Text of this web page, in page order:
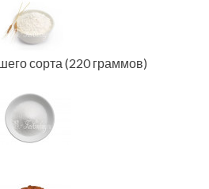
сорта (220 граммов)